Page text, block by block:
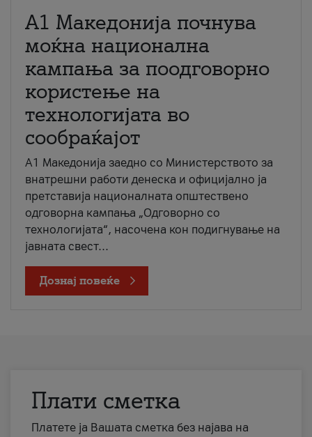
A1 Македонија почнува
моќна национална
кампања за поодговорно
користење на
технологијата во
сообраќајот
A1 Македонија заедно со Министерството за
внатрешни работи денеска и официјално ја
претставија националната општествено
одговорна кампања „Одговорно со
технологијата“, насочена кон подигнување на
јавната свест...
Дознај повеќе
Плати сметка
Платете ја Вашата сметка без најава на